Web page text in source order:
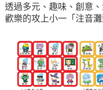
透過多元、趣味、創意
歡樂的攻上小一「注音灘